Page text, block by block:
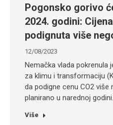
Pogonsko gorivo
2024. godini:
podignuta više
12/08/2023
Nemačka vlada pokrenula
za klimu i transformaciju
da podigne cenu CO2 više
planirano u narednoj
Više